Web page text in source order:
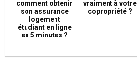
comment obtenir
son assurance
logement
étudiant en ligne
en 5 minutes ?
vraiment à votre
copropriété ?